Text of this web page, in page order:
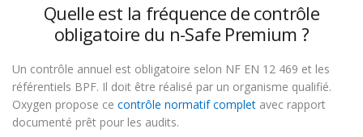
Quelle est la fréquence de contrôle
obligatoire du n-Safe Premium ?
Un contrôle annuel est obligatoire selon NF EN 12 469 et les
référentiels BPF. Il doit être réalisé par un organisme qualifié.
Oxygen propose ce contrôle normatif complet avec rapport
documenté prêt pour les audits.